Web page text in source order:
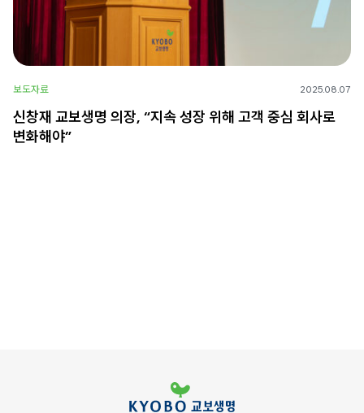
보도자료 2025.08.07
신창재 교보생명 의장, “지속 성장 위해 고객 중심 회사로
변화해야”